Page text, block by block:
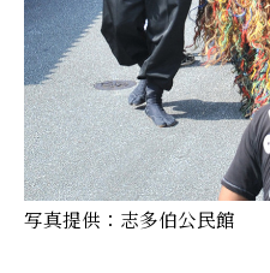
写真提供：志多伯公民館